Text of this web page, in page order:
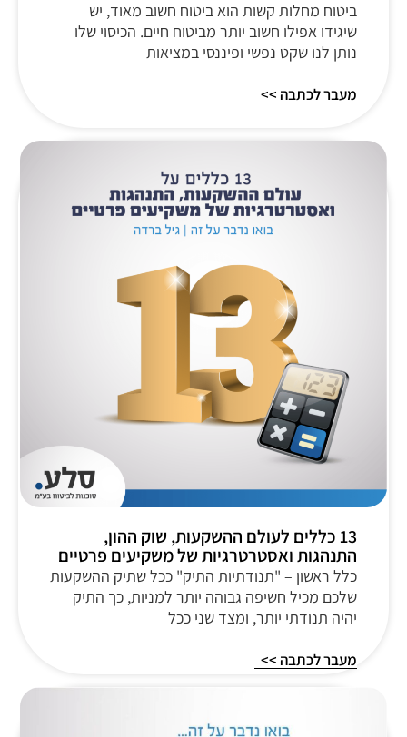
ביטוח מחלות קשות הוא ביטוח חשוב מאוד, יש
שיגידו אפילו חשוב יותר מביטוח חיים. הכיסוי שלו
נותן לנו שקט נפשי ופיננסי במציאות
מעבר לכתבה >>
13 כללים לעולם ההשקעות, שוק ההון,
התנהגות ואסטרטרגיות של משקיעים פרטיים
כלל ראשון – "תנודתיות התיק" ככל שתיק ההשקעות
שלכם מכיל חשיפה גבוהה יותר למניות, כך התיק
יהיה תנודתי יותר, ומצד שני ככל
מעבר לכתבה >>